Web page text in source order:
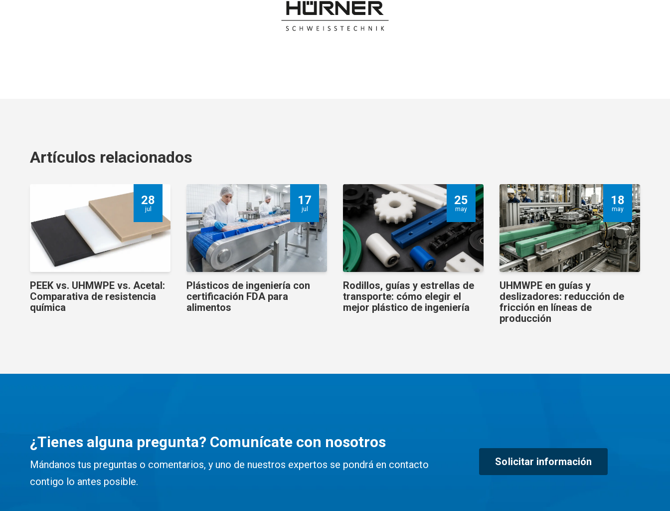
Artículos relacionados
28
jul
PEEK vs. UHMWPE vs. Acetal:
Comparativa de resistencia
química
17
jul
Plásticos de ingeniería con
certificación FDA para
alimentos
25
may
Rodillos, guías y estrellas de
transporte: cómo elegir el
mejor plástico de ingeniería
18
may
UHMWPE en guías y
deslizadores: reducción de
fricción en líneas de
producción
¿Tienes alguna pregunta? Comunícate con nosotros
Mándanos tus preguntas o comentarios, y uno de nuestros expertos se pondrá en contacto
contigo lo antes posible.
Solicitar información